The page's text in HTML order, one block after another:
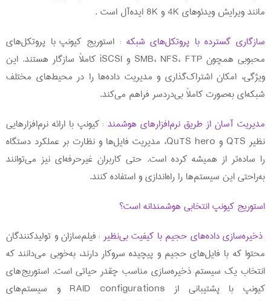
مانند ویرایش ویدئوهای 4K و 8K ایده‌آل است .
سازگاری گسترده با پروتکل‌های شبکه :استوریج کیونپبا پروتکل‌های
محبوبی همچون SMB، NFS، FTP و iSCSI کاملاً سازگار هستند. این
ویژگی، امکان اشتراک‌گذاری و مدیریت داده‌ها را در محیط‌های مختلف
شبکه‌ای به‌صورت کاملاً بی‌دردسر فراهم می‌کند.
مدیریت آسان از طریق نرم‌افزارهای هوشمند :کیونپ با ارائه نرم‌افزارهایی
نظیر QTS و QuTS hero، مدیریت فایل‌ها و نظارت بر عملکرد دستگاه
را ساده‌تر از همیشه کرده است. حتی کاربران غیرحرفه‌ای نیز می‌توانند
به‌راحتی این سیستم‌ها را راه‌اندازی و استفاده کنند.
استوریج کیونپ انتخابی هوشمندانه است؟
ذخیره‌سازی داده‌های حجیم با کیفیت بی‌نظیر :فیلم‌سازان و تولیدکنندگان
محتوا که با فایل‌های حجیم و پیچیده سروکار دارند، به‌خوبی می‌دانند که
انتخاب یک سیستم ذخیره‌سازی مناسب چقدر حیاتی است. استوریج‌های
کیونپ با پشتیبانی از RAID configurations و سیستم‌های